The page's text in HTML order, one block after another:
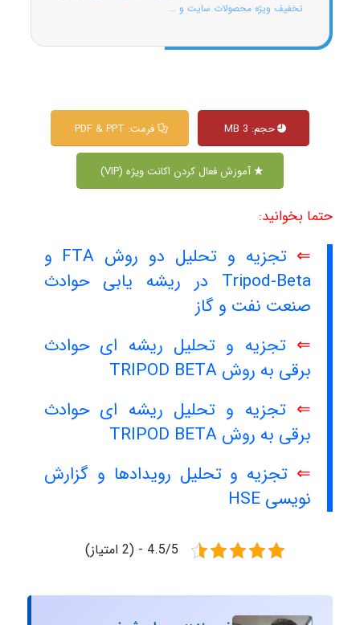
تخفیف ویژه محصولات سایت و ...
حجم: 3 MB فرمت: PDF & PPT
آموزش فعال کردن اکانت ویژه (VIP)
حتما بخوانید:
⇐
تجزیه و تحلیل دو روش FTA و
Tripod-Beta در ریشه یابی حوادث
صنعت نفت و گاز
⇐ تجزیه و تحلیل ریشه ای حوادث
برقی به روش TRIPOD BETA
⇐ تجزیه و تحلیل ریشه ای حوادث
برقی به روش TRIPOD BETA
⇐ تجزیه و تحلیل رویدادها و گزارش
نویسی HSE
4.5/5 - (2 امتیاز)